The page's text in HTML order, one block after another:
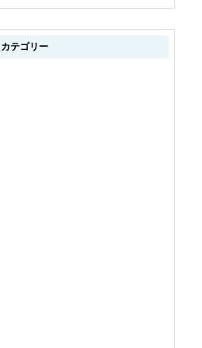
カテゴリー